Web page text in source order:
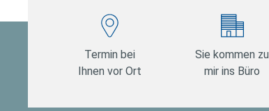
Termin bei
Ihnen vor Ort
Sie kommen zu
mir ins Büro